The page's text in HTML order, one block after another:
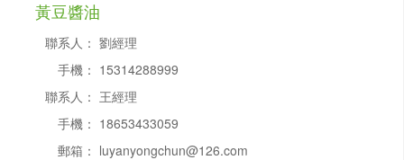
黃豆醬油
聯系人： 劉經理
手機： 15314288999
聯系人： 王經理
手機： 18653433059
郵箱： luyanyongchun@126.com